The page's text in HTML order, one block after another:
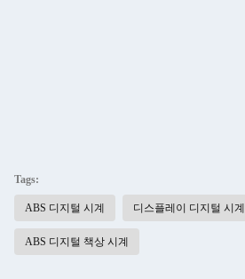
Tags:
ABS 디지털 시계 디스플레이 디지털 시계
ABS 디지털 책상 시계